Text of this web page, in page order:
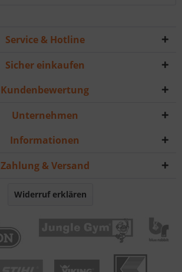
Service & Hotline
Sicher einkaufen
Kundenbewertung
Unternehmen
Informationen
Zahlung & Versand
Widerruf erklären